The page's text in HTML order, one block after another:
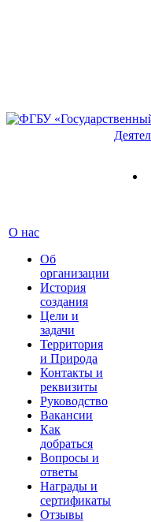
О нас
Об
организации
История
создания
Цели и
задачи
Территория
и Природа
Контакты и
реквизиты
Руководство
Вакансии
Как
добраться
Вопросы и
ответы
Награды и
сертификаты
Отзывы